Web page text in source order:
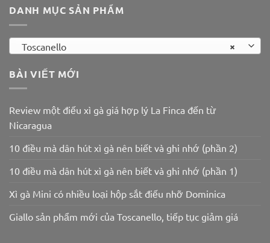
DANH MỤC SẢN PHẨM
×
Toscanello
BÀI VIẾT MỚI
Review một điếu xì gà giá hợp lý La Finca đến từ
Nicaragua
10 điều mà dân hút xì gà nên biết và ghi nhớ (phần 2)
10 điều mà dân hút xì gà nên biết và ghi nhớ (phần 1)
Xì gà Mini có nhiều loại hộp sắt điếu nhỡ Dominica
Giallo sản phẩm mới của Toscanello, tiếp tục giảm giá